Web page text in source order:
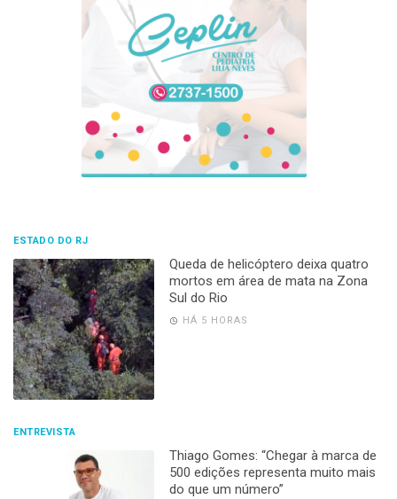
ESTADO DO RJ
Queda de helicóptero deixa quatro
mortos em área de mata na Zona
Sul do Rio
HÁ 5 HORAS
ENTREVISTA
Thiago Gomes: “Chegar à marca de
500 edições representa muito mais
do que um número”